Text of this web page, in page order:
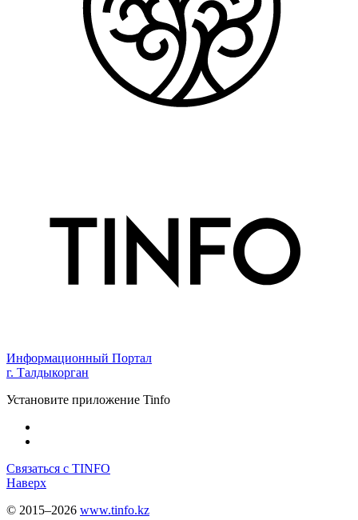
Информационный Портал
г. Талдыкорган
Установите приложение Tinfo
Связаться с TINFO
Наверх
© 2015–2026 www.tinfo.kz